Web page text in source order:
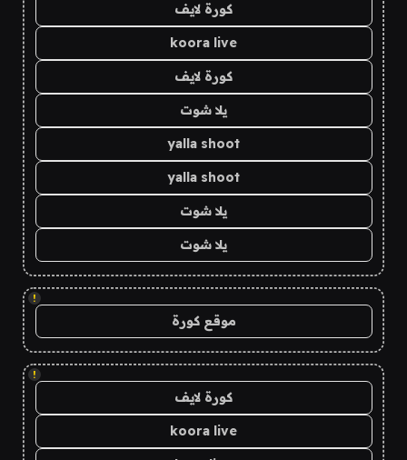
كورة لايف
koora live
كورة لايف
يلا شوت
yalla shoot
yalla shoot
يلا شوت
يلا شوت
!
موقع كورة
!
كورة لايف
koora live